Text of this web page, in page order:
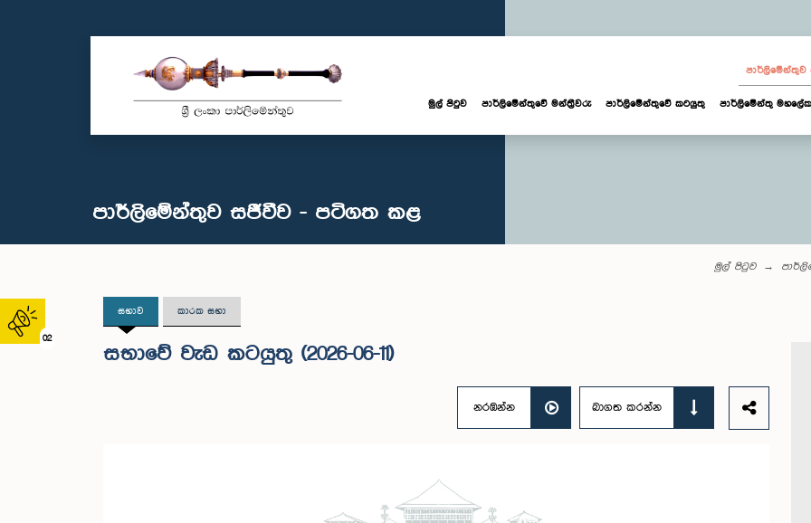
02
පාර්ලි‌මේන්තුව
මුල් පිටුව පාර්ලි‌මේන්තුවේ මන්ත්‍රීවරු පාර්ලිමේන්තුවේ කටයුතු පාර්ලිමේන්තු
පාර්ලිමේන්තුව සජීවීව - පටිගත කළ
මුල් පිටුව
සභාව කාරක සභා
සභාවේ වැඩ කටයුතු (2026-06-11)
නරඹන්න බාගත කරන්න